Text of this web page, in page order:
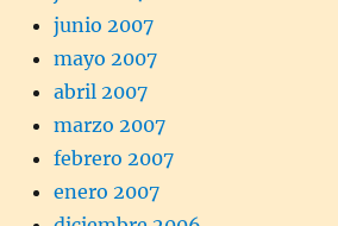
junio 2007
mayo 2007
abril 2007
marzo 2007
febrero 2007
enero 2007